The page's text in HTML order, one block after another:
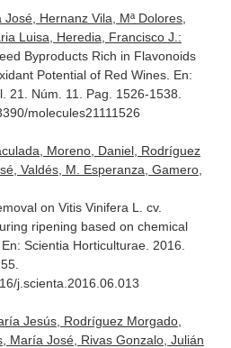
Hernanz Vila, Mª Dolores,
Luisa, Heredia, Francisco J.:
Byproducts Rich in Flavonoids
Potential of Red Wines. En:
21. Núm. 11. Pag. 1526-1538.
molecules21111526
Moreno, Daniel, Rodríguez
Valdés, M. Esperanza, Gamero,
on Vitis Vinifera L. cv.
ripening based on chemical
En: Scientia Horticulturae. 2016.
j.scienta.2016.06.013
Jesús, Rodríguez Morgado,
María José, Rivas Gonzalo, Julián